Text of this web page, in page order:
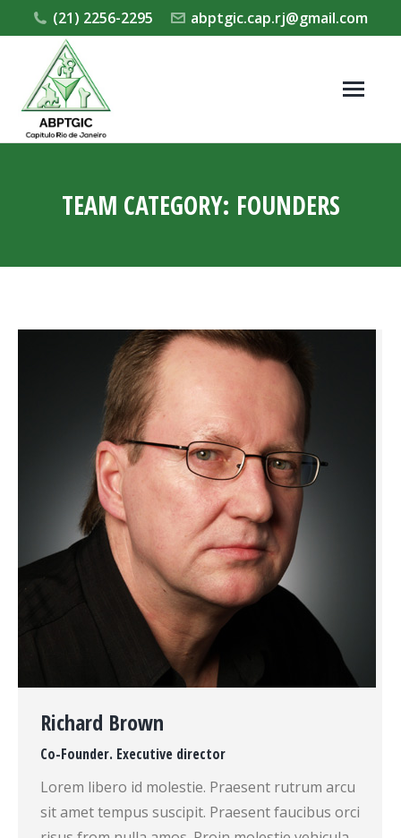
(21) 2256-2295 abptgic.cap.rj@gmail.com
TEAM CATEGORY: FOUNDERS
Richard Brown
Co-Founder. Executive director
Lorem libero id molestie. Praesent rutrum arcu
sit amet tempus suscipit. Praesent faucibus orci